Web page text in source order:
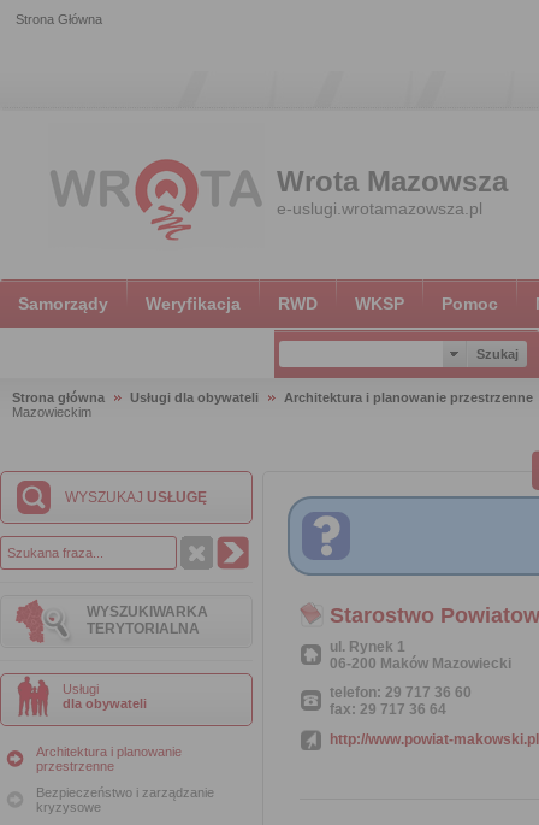
Strona Główna
Wrota Mazowsza
e-uslugi.wrotamazowsza.pl
Samorządy Weryfikacja RWD WKSP Pomoc
Strona główna Usługi dla obywateli
Architektura i planowanie przestrzenne
Mazowieckim
WYSZUKAJ USŁUGĘ
WYSZUKIWARKA
TERYTORIALNA
Usługi
dla obywateli
Architektura i planowanie
przestrzenne
Bezpieczeństwo i zarządzanie
kryzysowe
Starostwo
ul. Rynek 1
06-200 Maków Mazowiecki
telefon: 29 717 36 60
fax: 29 717 36 64
http://www.powiat-makowski.pl